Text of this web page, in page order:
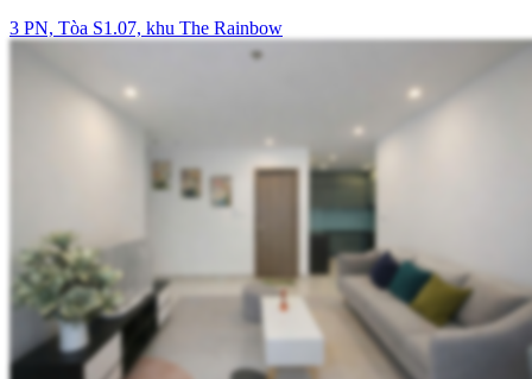
3 PN, Tòa S1.07, khu The Rainbow